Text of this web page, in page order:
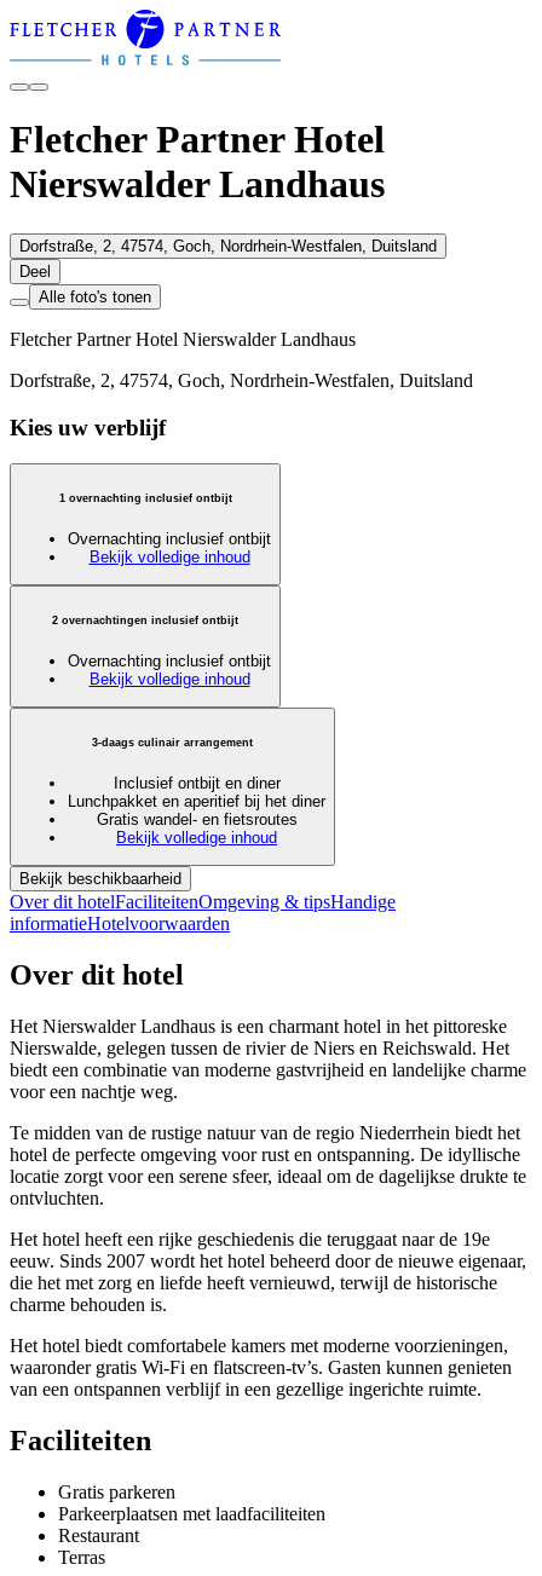
Fletcher Partner Hotel
Nierswalder Landhaus
Dorfstraße, 2, 47574, Goch, Nordrhein-Westfalen, Duitsland
Deel
Alle foto's tonen
Fletcher Partner Hotel Nierswalder Landhaus
Dorfstraße, 2, 47574, Goch, Nordrhein-Westfalen, Duitsland
Kies uw verblijf
1 overnachting inclusief ontbijt
Overnachting inclusief ontbijt
Bekijk volledige inhoud
2 overnachtingen inclusief ontbijt
Overnachting inclusief ontbijt
Bekijk volledige inhoud
3-daags culinair arrangement
Inclusief ontbijt en diner
Lunchpakket en aperitief bij het diner
Gratis wandel- en fietsroutes
Bekijk volledige inhoud
Bekijk beschikbaarheid
Over dit hotelFaciliteitenOmgeving & tipsHandige
informatieHotelvoorwaarden
Over dit hotel
Het Nierswalder Landhaus is een charmant hotel in het pittoreske
Nierswalde, gelegen tussen de rivier de Niers en Reichswald. Het
biedt een combinatie van moderne gastvrijheid en landelijke charme
voor een nachtje weg.
Te midden van de rustige natuur van de regio Niederrhein biedt het
hotel de perfecte omgeving voor rust en ontspanning. De idyllische
locatie zorgt voor een serene sfeer, ideaal om de dagelijkse drukte te
ontvluchten.
Het hotel heeft een rijke geschiedenis die teruggaat naar de 19e
eeuw. Sinds 2007 wordt het hotel beheerd door de nieuwe eigenaar,
die het met zorg en liefde heeft vernieuwd, terwijl de historische
charme behouden is.
Het hotel biedt comfortabele kamers met moderne voorzieningen,
waaronder gratis Wi-Fi en flatscreen-tv’s. Gasten kunnen genieten
van een ontspannen verblijf in een gezellige ingerichte ruimte.
Faciliteiten
Gratis parkeren
Parkeerplaatsen met laadfaciliteiten
Restaurant
Terras